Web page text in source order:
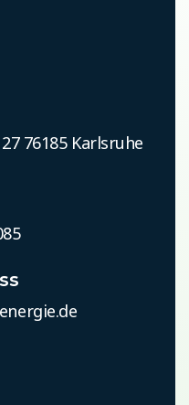
76185 Karlsruhe